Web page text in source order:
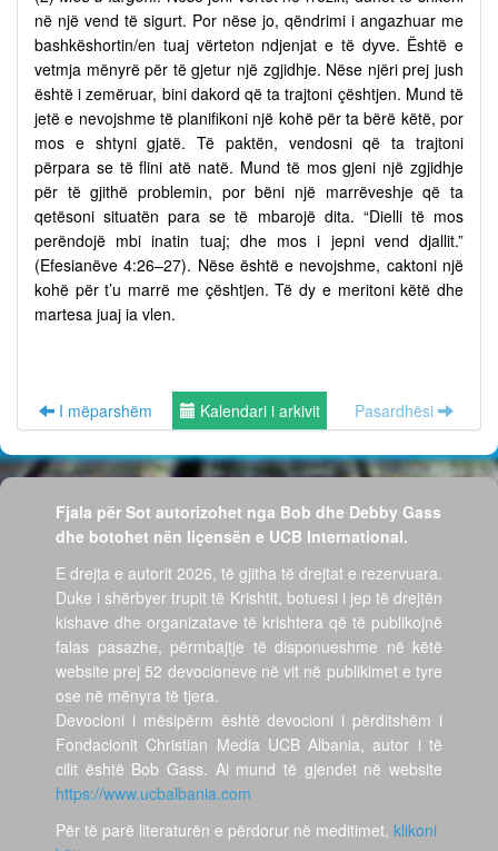
në një vend të sigurt. Por nëse jo, qëndrimi i angazhuar me
bashkëshortin/en tuaj vërteton ndjenjat e të dyve. Është e
vetmja mënyrë për të gjetur një zgjidhje. Nëse njëri prej jush
është i zemëruar, bini dakord që ta trajtoni çështjen. Mund të
jetë e nevojshme të planifikoni një kohë për ta bërë këtë, por
mos e shtyni gjatë. Të paktën, vendosni që ta trajtoni
përpara se të flini atë natë. Mund të mos gjeni një zgjidhje
për të gjithë problemin, por bëni një marrëveshje që ta
qetësoni situatën para se të mbarojë dita. “Dielli të mos
perëndojë mbi inatin tuaj; dhe mos i jepni vend djallit.”
(Efesianëve 4:26–27). Nëse është e nevojshme, caktoni një
kohë për t’u marrë me çështjen. Të dy e meritoni këtë dhe
martesa juaj ia vlen.
I mëparshëm Kalendari i arkivit Pasardhësi
Fjala për Sot autorizohet nga Bob dhe Debby Gass
dhe botohet nën liçensën e UCB International.
E drejta e autorit 2026, të gjitha të drejtat e rezervuara.
Duke i shërbyer trupit të Krishtit, botuesi i jep të drejtën
kishave dhe organizatave të krishtera që të publikojnë
falas pasazhe, përmbajtje të disponueshme në këtë
website prej 52 devocioneve në vit në publikimet e tyre
ose në mënyra të tjera.
Devocioni i mësipërm është devocioni i përditshëm i
Fondacionit Christian Media UCB Albania, autor i të
cilit është Bob Gass. Ai mund të gjendet në website
https://www.ucbalbania.com
Për të parë literaturën e përdorur në meditimet, klikoni